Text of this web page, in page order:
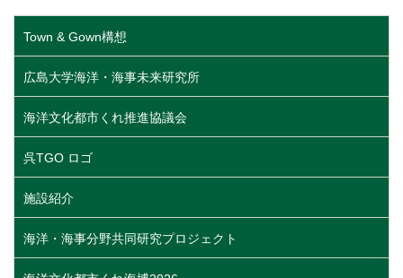
Town & Gown構想
広島大学海洋・海事未来研究所
海洋文化都市くれ推進協議会
呉TGO ロゴ
施設紹介
海洋・海事分野共同研究プロジェクト